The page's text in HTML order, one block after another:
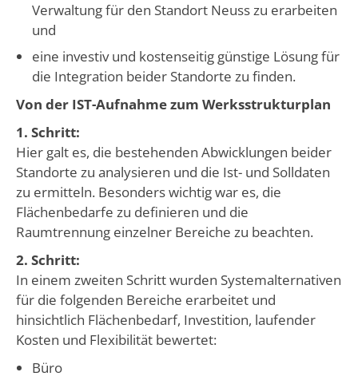
Verwaltung für den Standort Neuss zu erarbeiten
und
eine investiv und kostenseitig günstige Lösung für
die Integration beider Standorte zu finden.
Von der IST-Aufnahme zum Werksstrukturplan
1. Schritt:
Hier galt es, die bestehenden Abwicklungen beider
Standorte zu analysieren und die Ist- und Solldaten
zu ermitteln. Besonders wichtig war es, die
Flächenbedarfe zu definieren und die
Raumtrennung einzelner Bereiche zu beachten.
2. Schritt:
In einem zweiten Schritt wurden Systemalternativen
für die folgenden Bereiche erarbeitet und
hinsichtlich Flächenbedarf, Investition, laufender
Kosten und Flexibilität bewertet:
Büro